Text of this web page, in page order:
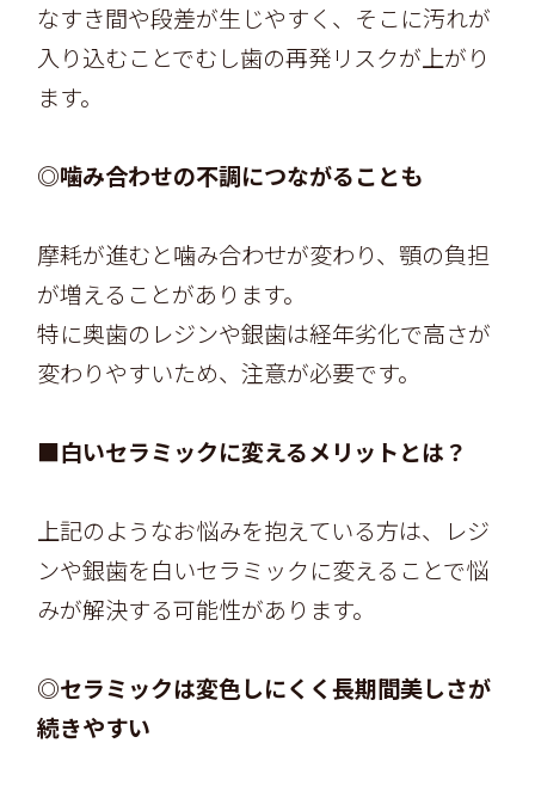
なすき間や段差が生じやすく、そこに汚れが
入り込むことでむし歯の再発リスクが上がり
ます。
◎噛み合わせの不調につながることも
摩耗が進むと噛み合わせが変わり、顎の負担
が増えることがあります。
特に奥歯のレジンや銀歯は経年劣化で高さが
変わりやすいため、注意が必要です。
■白いセラミックに変えるメリットとは？
上記のようなお悩みを抱えている方は、レジ
ンや銀歯を白いセラミックに変えることで悩
みが解決する可能性があります。
◎セラミックは変色しにくく長期間美しさが
続きやすい